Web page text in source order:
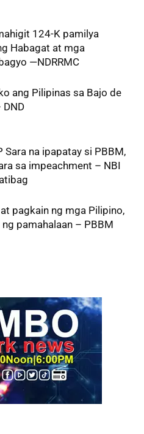
124-K pamilya
Habagat at mga
—NDRRMC
ang Pilipinas sa Bajo de
Sara na ipapatay si PBBM,
sa impeachment – NBI
pagkain ng mga Pilipino,
pamahalaan – PBBM